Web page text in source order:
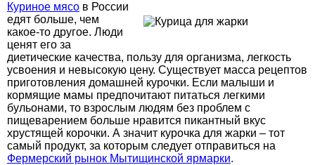
Куриное мясо в России
едят больше, чем
какое-то другое. Люди
ценят его за
диетические качества, пользу для организма, легкость
усвоения и невысокую цену. Существует масса рецептов
приготовления домашней курочки. Если малыши и
кормящие мамы предпочитают питаться легкими
бульонами, то взрослым людям без проблем с
пищеварением больше нравится пикантный вкус
хрустящей корочки. А значит курочка для жарки – тот
самый продукт, за которым следует отправиться на
Фермерский рынок Мытищинской ярмарки.